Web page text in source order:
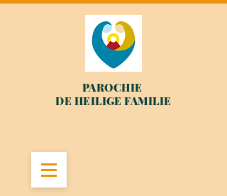
PAROCHIE
DE HEILIGE FAMILIE